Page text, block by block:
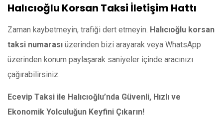
Halıcıoğlu Korsan Taksi İletişim Hattı
Zaman kaybetmeyin, trafiği dert etmeyin. Halıcıoğlu korsan
taksi numarası üzerinden bizi arayarak veya WhatsApp
üzerinden konum paylaşarak saniyeler içinde aracınızı
çağırabilirsiniz.
Ecevip Taksi ile Halıcıoğlu’nda Güvenli, Hızlı ve
Ekonomik Yolculuğun Keyfini Çıkarın!